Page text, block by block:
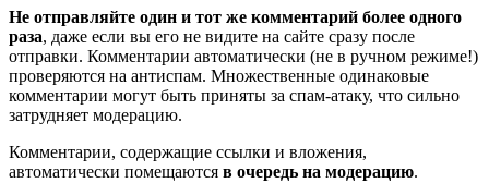
Не отправляйте один и тот же комментарий более одного
раза, даже если вы его не видите на сайте сразу после
отправки. Комментарии автоматически (не в ручном режиме!)
проверяются на антиспам. Множественные одинаковые
комментарии могут быть приняты за спам-атаку, что сильно
затрудняет модерацию.
Комментарии, содержащие ссылки и вложения,
автоматически помещаются в очередь на модерацию.